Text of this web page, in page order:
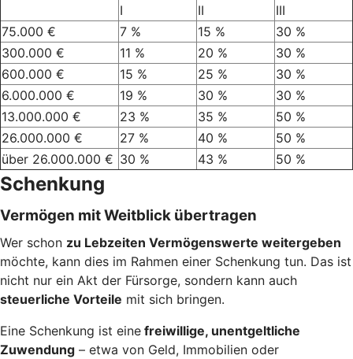
I
II
III
75.000 €
7 % 15 %
30 %
300.000 €
11 % 20 %
30 %
600.000 €
15 % 25 %
30 %
6.000.000 €
19 % 30 %
30 %
13.000.000 €
23 % 35 %
50 %
26.000.000 €
27 % 40 %
50 %
über 26.000.000 € 30 % 43 % 50 %
Schenkung
Vermögen mit Weitblick übertragen
Wer schon zu Lebzeiten Vermögenswerte weitergeben
möchte, kann dies im Rahmen einer Schenkung tun. Das ist
nicht nur ein Akt der Fürsorge, sondern kann auch
steuerliche Vorteile mit sich bringen.
Eine Schenkung ist eine freiwillige, unentgeltliche
Zuwendung – etwa von Geld, Immobilien oder